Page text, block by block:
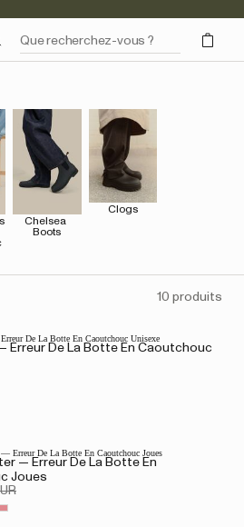
Chelsea
Boots
Clogs
10 produits
Erreur De La Botte En Caoutchouc
— Erreur De La Botte En
Joues